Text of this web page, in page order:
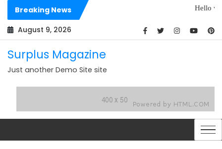
Skip
content
Breaking News
Hello world!
August 9, 2026
Surplus Magazine
Just another Demo Site site